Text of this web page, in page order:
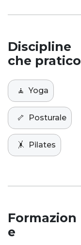
Discipline
che pratico
🧘 Yoga
🦴 Posturale
🤸 Pilates
Formazion
e